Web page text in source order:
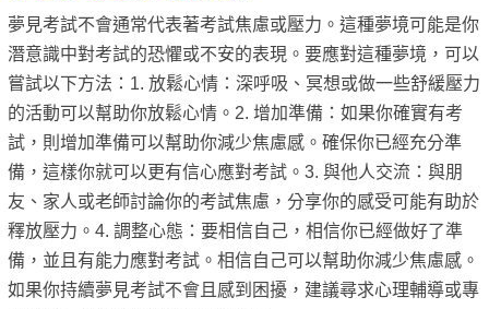
夢見考試不會通常代表著考試焦慮或壓力。這種夢境可能是你
潛意識中對考試的恐懼或不安的表現。要應對這種夢境，可以
嘗試以下方法：1. 放鬆心情：深呼吸、冥想或做一些舒緩壓力
的活動可以幫助你放鬆心情。2. 增加準備：如果你確實有考
試，則增加準備可以幫助你減少焦慮感。確保你已經充分準
備，這樣你就可以更有信心應對考試。3. 與他人交流：與朋
友、家人或老師討論你的考試焦慮，分享你的感受可能有助於
釋放壓力。4. 調整心態：要相信自己，相信你已經做好了準
備，並且有能力應對考試。相信自己可以幫助你減少焦慮感。
如果你持續夢見考試不會且感到困擾，建議尋求心理輔導或專